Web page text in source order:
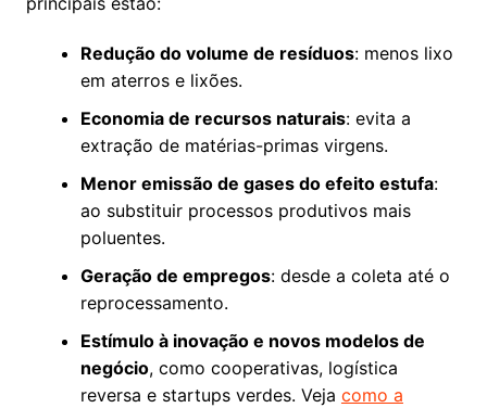
Redução do volume de resíduos: menos lixo
em aterros e lixões.
Economia de recursos naturais: evita a
extração de matérias-primas virgens.
Menor emissão de gases do efeito estufa:
ao substituir processos produtivos mais
poluentes.
Geração de empregos: desde a coleta até o
reprocessamento.
Estímulo à inovação e novos modelos de
negócio, como cooperativas, logística
reversa e startups verdes. Veja como a